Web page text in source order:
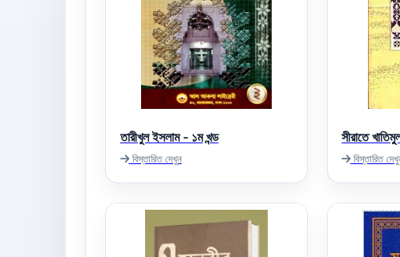
তারীখুল ইসলাম - ১ম খন্ড
বিস্তারিত দেখুন
সীরাতে
বিস্তারিত